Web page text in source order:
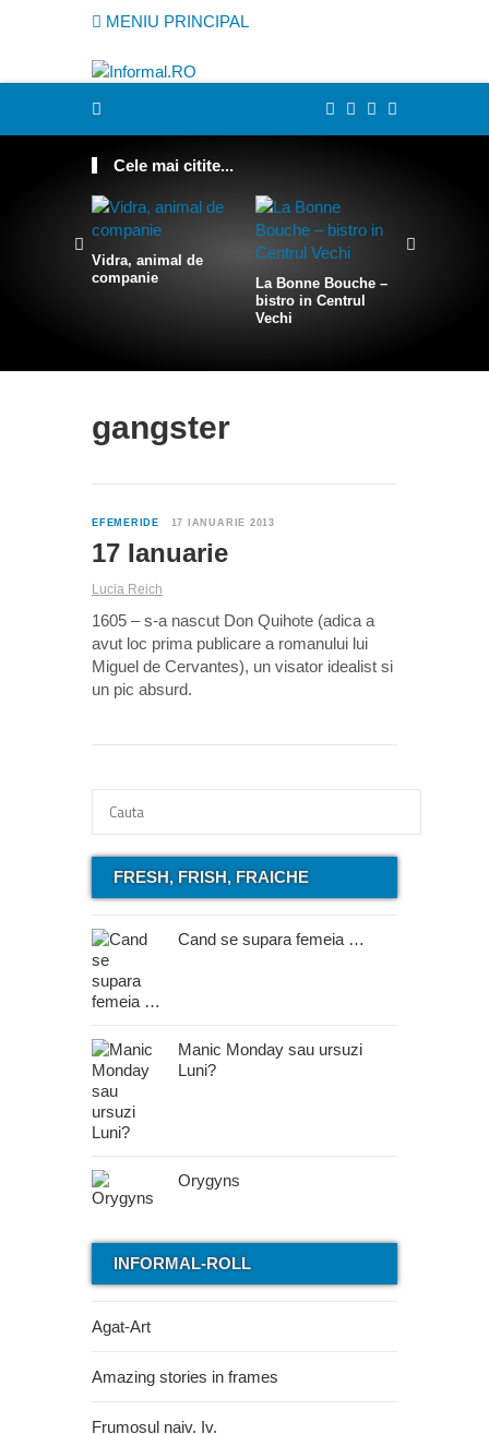
MENIU PRINCIPAL
Cele mai citite...
Vidra, animal de
companie
La Bonne Bouche –
bistro in Centrul
Vechi
gangster
EFEMERIDE 17 IANUARIE 2013
17 Ianuarie
Lucia Reich
1605 – s-a nascut Don Quihote (adica a
avut loc prima publicare a romanului lui
Miguel de Cervantes), un visator idealist si
un pic absurd.
FRESH, FRISH, FRAICHE
Cand se supara femeia …
Manic Monday sau ursuzi
Luni?
Orygyns
INFORMAL-ROLL
Agat-Art
Amazing stories in frames
Frumosul naiv. Iv.